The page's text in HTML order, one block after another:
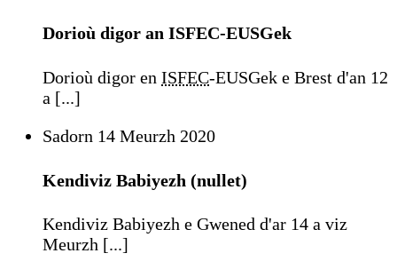
Dorioù digor an ISFEC-EUSGek
Dorioù digor en ISFEC-EUSGek e Brest d'an 12
a [...]
Sadorn 14 Meurzh 2020
Kendiviz Babiyezh (nullet)
Kendiviz Babiyezh e Gwened d'ar 14 a viz
Meurzh [...]